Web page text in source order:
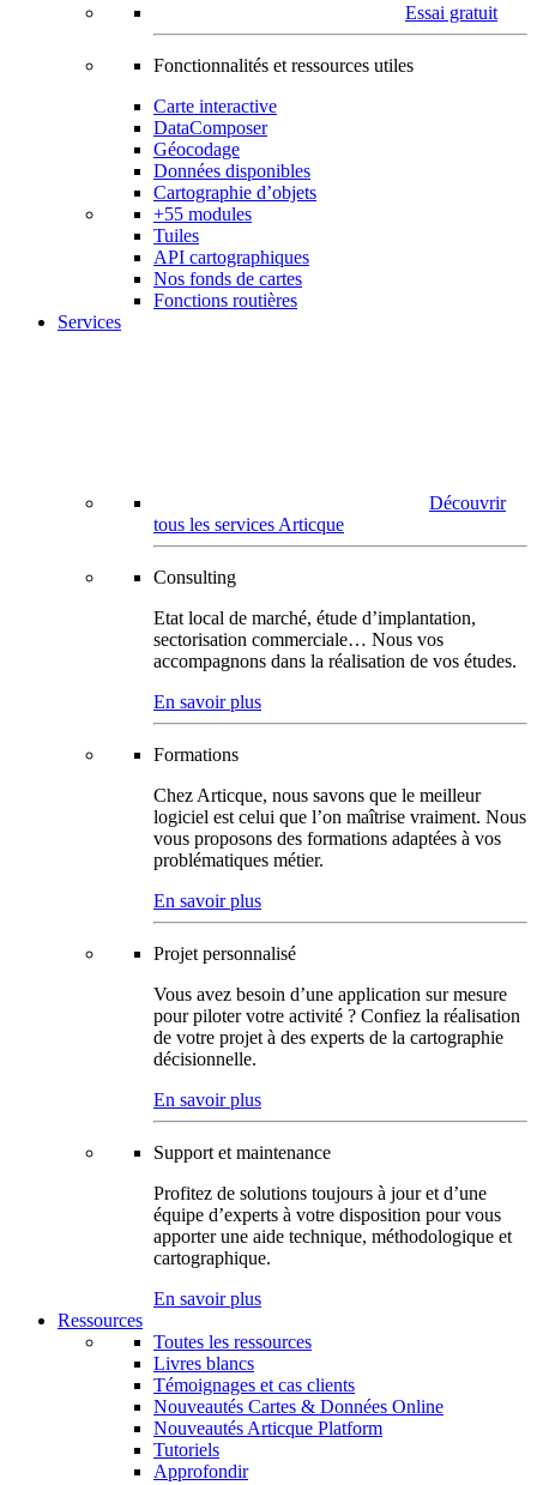
Essai gratuit
Fonctionnalités et ressources utiles
Carte interactive
DataComposer
Géocodage
Données disponibles
Cartographie d’objets
+55 modules
Tuiles
API cartographiques
Nos fonds de cartes
Fonctions routières
Services
Découvrir
tous les services Articque
Consulting
Etat local de marché, étude d’implantation,
sectorisation commerciale… Nous vos
accompagnons dans la réalisation de vos études.
En savoir plus
Formations
Chez Articque, nous savons que le meilleur
logiciel est celui que l’on maîtrise vraiment. Nous
vous proposons des formations adaptées à vos
problématiques métier.
En savoir plus
Projet personnalisé
Vous avez besoin d’une application sur mesure
pour piloter votre activité ? Confiez la réalisation
de votre projet à des experts de la cartographie
décisionnelle.
En savoir plus
Support et maintenance
Profitez de solutions toujours à jour et d’une
équipe d’experts à votre disposition pour vous
apporter une aide technique, méthodologique et
cartographique.
En savoir plus
Ressources
Toutes les ressources
Livres blancs
Témoignages et cas clients
Nouveautés Cartes & Données Online
Nouveautés Articque Platform
Tutoriels
Approfondir